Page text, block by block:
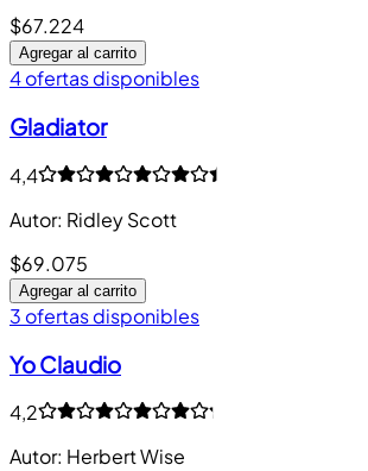
$67.224
Agregar al carrito
4 ofertas disponibles
Gladiator
4,4
Autor: Ridley Scott
$69.075
Agregar al carrito
3 ofertas disponibles
Yo Claudio
4,2
Autor: Herbert Wise